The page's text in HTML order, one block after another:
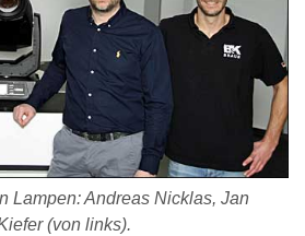
Lampen: Andreas Nicklas, Jan
(von links).